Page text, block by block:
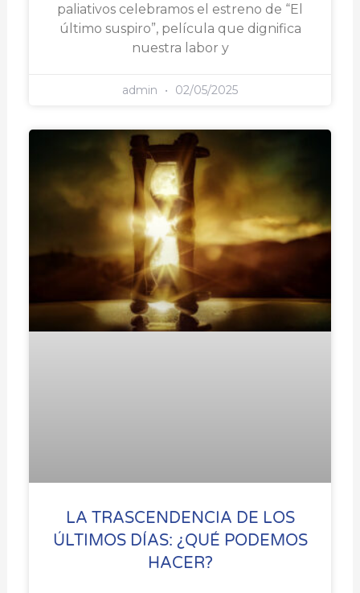
paliativos celebramos el estreno de “El
último suspiro”, película que dignifica
nuestra labor y
admin 02/05/2025
LA TRASCENDENCIA DE LOS
ÚLTIMOS DÍAS: ¿QUÉ PODEMOS
HACER?